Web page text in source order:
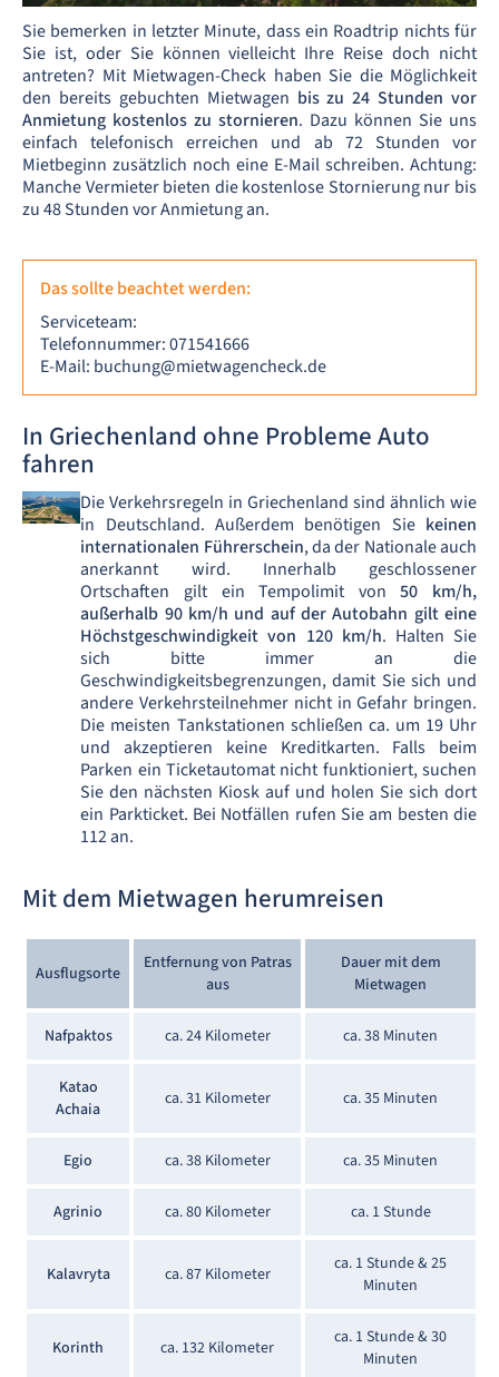
Sie bemerken in letzter Minute, dass ein Roadtrip nichts für
Sie ist, oder Sie können vielleicht Ihre Reise doch nicht
antreten? Mit Mietwagen-Check haben Sie die Möglichkeit
den bereits gebuchten Mietwagen bis zu 24 Stunden vor
Anmietung kostenlos zu stornieren. Dazu können Sie uns
einfach telefonisch erreichen und ab 72 Stunden vor
Mietbeginn zusätzlich noch eine E-Mail schreiben. Achtung:
Manche Vermieter bieten die kostenlose Stornierung nur bis
zu 48 Stunden vor Anmietung an.
Das sollte beachtet werden:
Serviceteam:
Telefonnummer: 071541666
E-Mail: buchung@mietwagencheck.de
In Griechenland ohne Probleme Auto
fahren
Die Verkehrsregeln in Griechenland sind ähnlich wie
in Deutschland. Außerdem benötigen Sie keinen
internationalen Führerschein, da der Nationale auch
anerkannt wird. Innerhalb geschlossener
Ortschaften gilt ein Tempolimit von50 km/h,
außerhalb 90 km/h und auf der Autobahn gilt eine
Höchstgeschwindigkeit von 120 km/h. Halten Sie
sich bitte immer an die
Geschwindigkeitsbegrenzungen, damit Sie sich und
andere Verkehrsteilnehmer nicht in Gefahr bringen.
Die meisten Tankstationen schließen ca. um 19 Uhr
und akzeptieren keine Kreditkarten. Falls beim
Parken ein Ticketautomat nicht funktioniert, suchen
Sie den nächsten Kiosk auf und holen Sie sich dort
ein Parkticket. Bei Notfällen rufen Sie am besten die
112 an.
Mit dem Mietwagen herumreisen
Ausflugsorte
Entfernung von Patras
aus
Dauer mit dem
Mietwagen
Nafpaktos ca. 24 Kilometer ca. 38 Minuten
Katao
Achaia
ca. 31 Kilometer ca. 35 Minuten
Egio ca. 38 Kilometer ca. 35 Minuten
Agrinio ca. 80 Kilometer ca. 1 Stunde
Kalavryta ca. 87 Kilometer
ca. 1 Stunde & 25
Minuten
Korinth ca. 132 Kilometer
ca. 1 Stunde & 30
Minuten